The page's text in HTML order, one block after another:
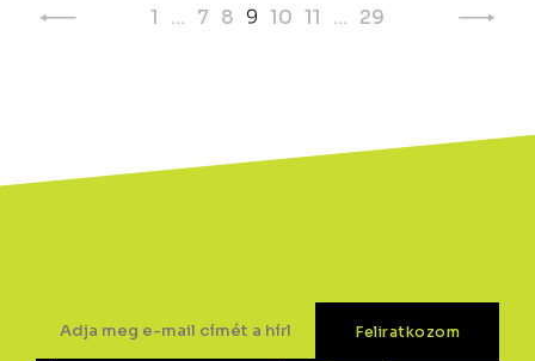
Page
1 … 7 8 9 10 11 … 29